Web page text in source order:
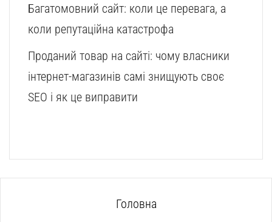
Багатомовний сайт: коли це перевага, а
коли репутаційна катастрофа
Проданий товар на сайті: чому власники
інтернет-магазинів самі знищують своє
SEO і як це виправити
Головна